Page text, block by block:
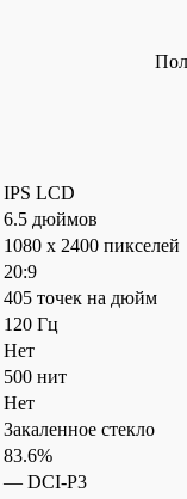
IPS LCD
6.5 дюймов
1080 x 2400 пикселей
20:9
405 точек на дюйм
120 Гц
Нет
500 нит
Нет
Закаленное стекло
83.6%
— DCI-P3